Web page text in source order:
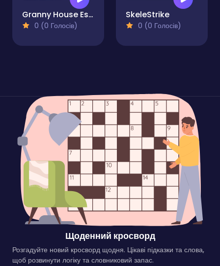
Granny House Escape
0 (0 Голосів)
SkeleStrike
0 (0 Голосів)
Щоденний кросворд
Розгадуйте новий кросворд щодня. Цікаві підказки та слова,
щоб розвинути логіку та словниковий запас.